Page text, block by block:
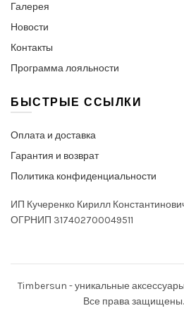
Галерея
Новости
Контакты
Программа лояльности
БЫСТРЫЕ ССЫЛКИ
Оплата и доставка
Гарантия и возврат
Политика конфиденциальности
ИП Кучеренко Кирилл
ОГРНИП 317402700049511
Timbersun - уникальные аксессуары
Все права